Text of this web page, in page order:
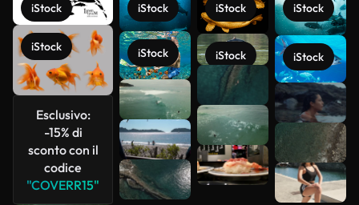
iStock
iStock
Esclusivo:
-15% di
sconto con il
codice
"COVERR15"
iStock
iStock
iStock
iStock
iStock
iStock
Scopri di
più